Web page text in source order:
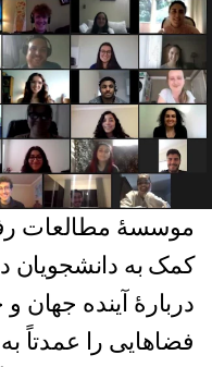
کمک به دانشجویان
دربارهٔ آینده‌ جهان
فضاهایی را عمدتاً